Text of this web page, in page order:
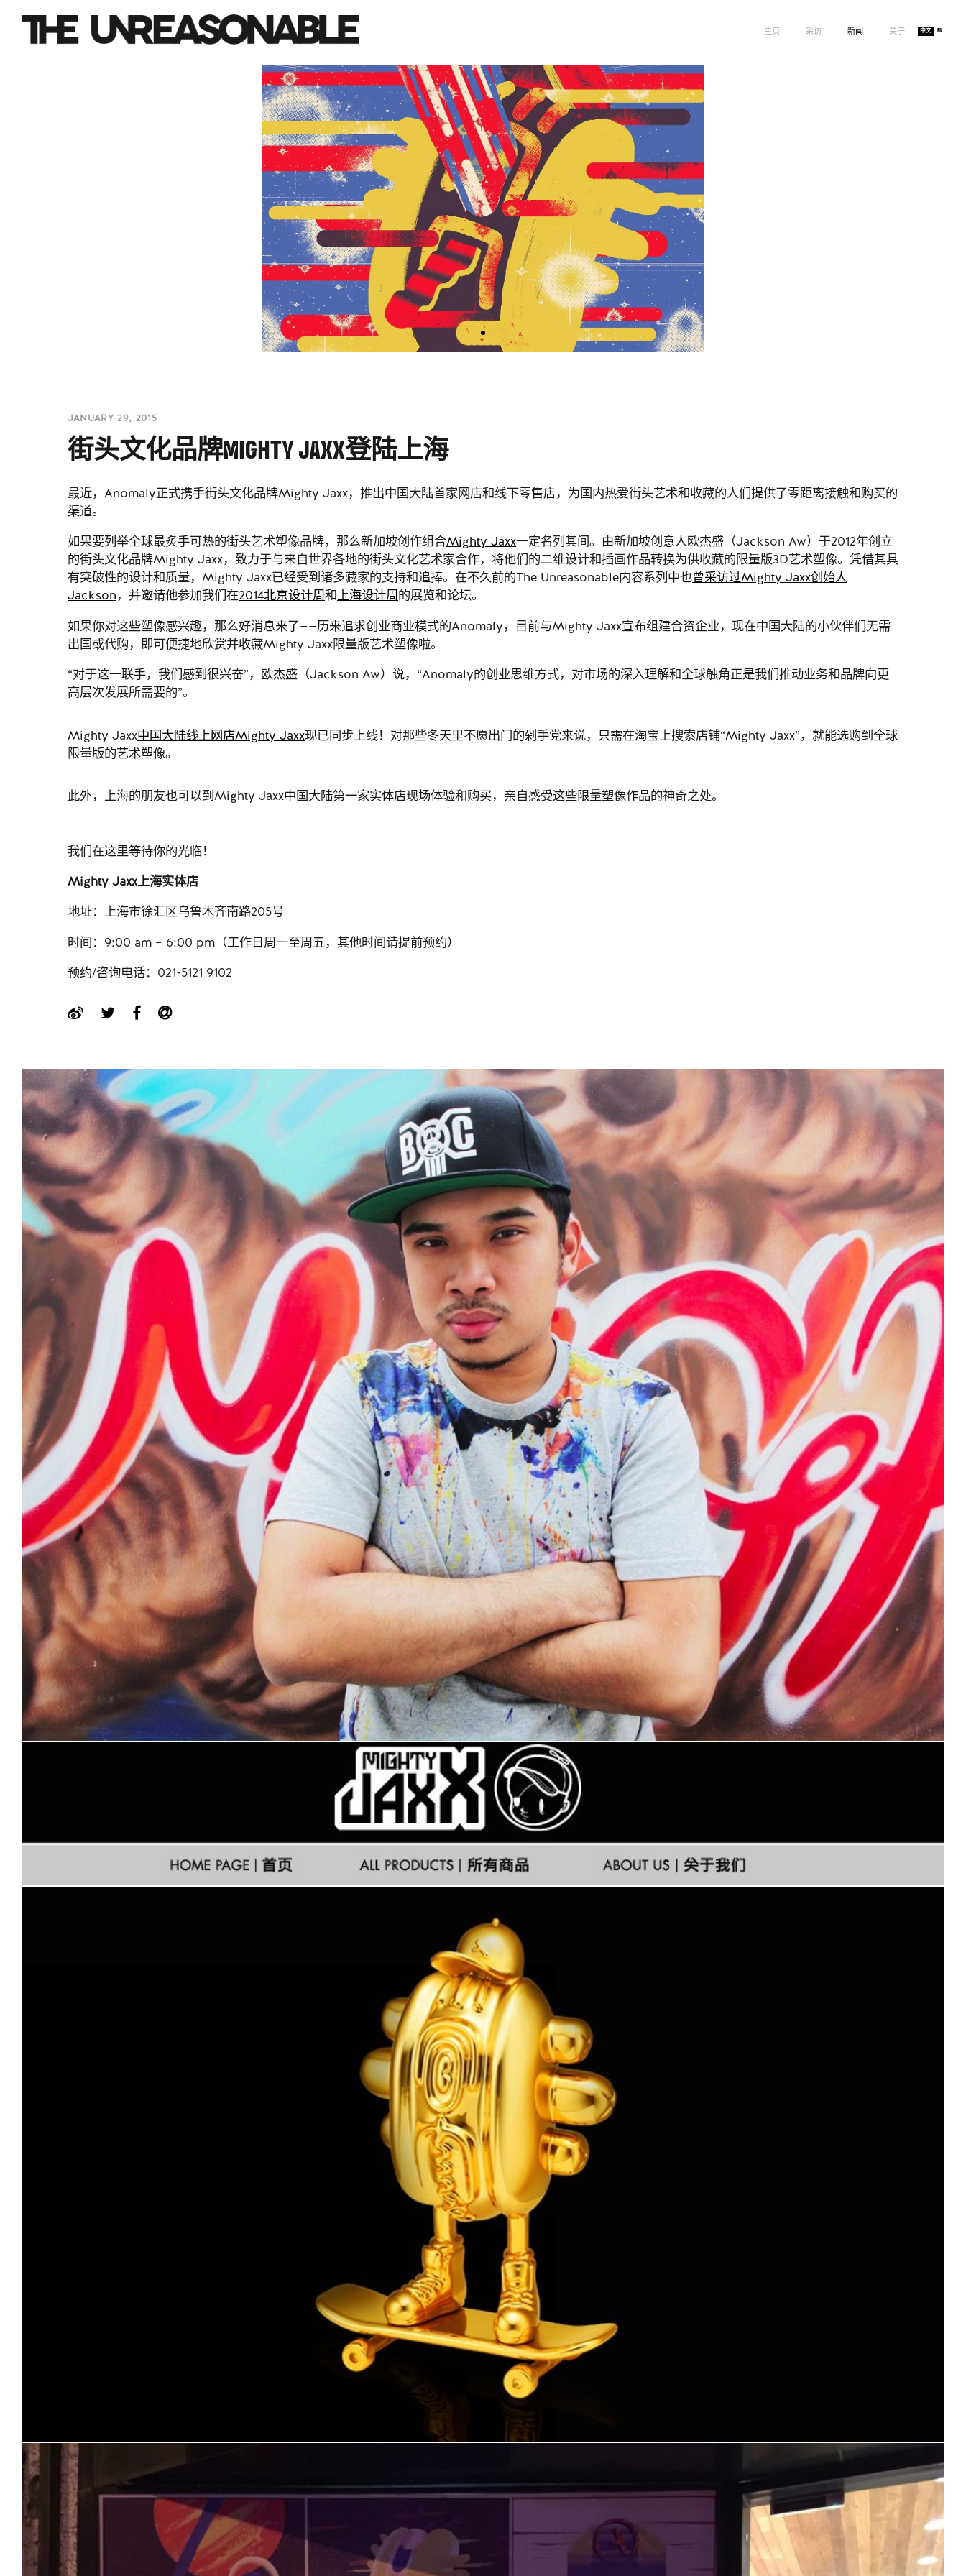
主页 采访 新闻 关于 中文 EN
JANUARY 29, 2015
街头文化品牌MIGHTY JAXX登陆上海
最近，Anomaly正式携手街头文化品牌Mighty Jaxx，推出中国大陆首家网店和线下零售店，为国内热爱街头艺术和收藏的人们提供了零距离接触和购买的
渠道。
如果要列举全球最炙手可热的街头艺术塑像品牌，那么新加坡创作组合Mighty Jaxx一定名列其间。由新加坡创意人欧杰盛（Jackson Aw）于2012年创立
的街头文化品牌Mighty Jaxx，致力于与来自世界各地的街头文化艺术家合作，将他们的二维设计和插画作品转换为供收藏的限量版3D艺术塑像。凭借其具
有突破性的设计和质量，Mighty Jaxx已经受到诸多藏家的支持和追捧。在不久前的The Unreasonable内容系列中也曾采访过Mighty Jaxx创始人
Jackson，并邀请他参加我们在2014北京设计周和上海设计周的展览和论坛。
如果你对这些塑像感兴趣，那么好消息来了——历来追求创业商业模式的Anomaly，目前与Mighty Jaxx宣布组建合资企业，现在中国大陆的小伙伴们无需
出国或代购，即可便捷地欣赏并收藏Mighty Jaxx限量版艺术塑像啦。
“对于这一联手，我们感到很兴奋”，欧杰盛（Jackson Aw）说，“Anomaly的创业思维方式，对市场的深入理解和全球触角正是我们推动业务和品牌向更
高层次发展所需要的”。
Mighty Jaxx中国大陆线上网店Mighty Jaxx现已同步上线！对那些冬天里不愿出门的剁手党来说，只需在淘宝上搜索店铺“Mighty Jaxx”，就能选购到全球
限量版的艺术塑像。
此外，上海的朋友也可以到Mighty Jaxx中国大陆第一家实体店现场体验和购买，亲自感受这些限量塑像作品的神奇之处。
我们在这里等待你的光临！
Mighty Jaxx上海实体店
地址：上海市徐汇区乌鲁木齐南路205号
时间：9:00 am – 6:00 pm（工作日周一至周五，其他时间请提前预约）
预约/咨询电话：021-5121 9102